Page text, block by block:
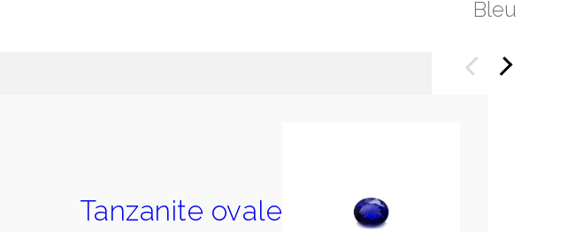
Bleu
Tanzanite ovale
PrécédentSuivant